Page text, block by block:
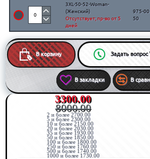
3300.00
8000.00
2 и более 2700.00
5 и более 2300.00
10 и более 2150.00
20 и более 2030.00
35 и более 1930.00
50 и более 1850.00
100 и более 1800.00
250 и более 1760.00
500 и более 1740.00
1000 и более 1730.00
3XL-50-52-Woman-
(Женский)
Отсутствует; пр-во от 5
дней
975-
50
В корзину Задать
В закладки В